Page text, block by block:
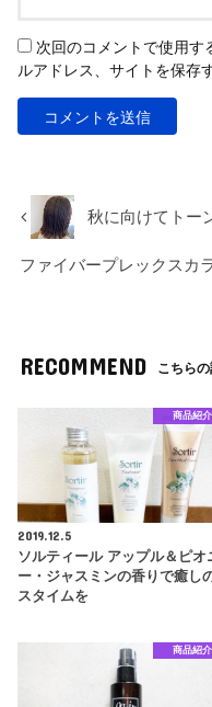
次回のコメントで使用す
ルアドレス、サイトを保存
秋に向けてトー
ファイバープレックスカ
RECOMMEND こちらの
商品紹介
2019.12.5
ソルティール アップル＆ピオ
ー・ジャスミンの香りで癒し
スタイムを
商品紹介